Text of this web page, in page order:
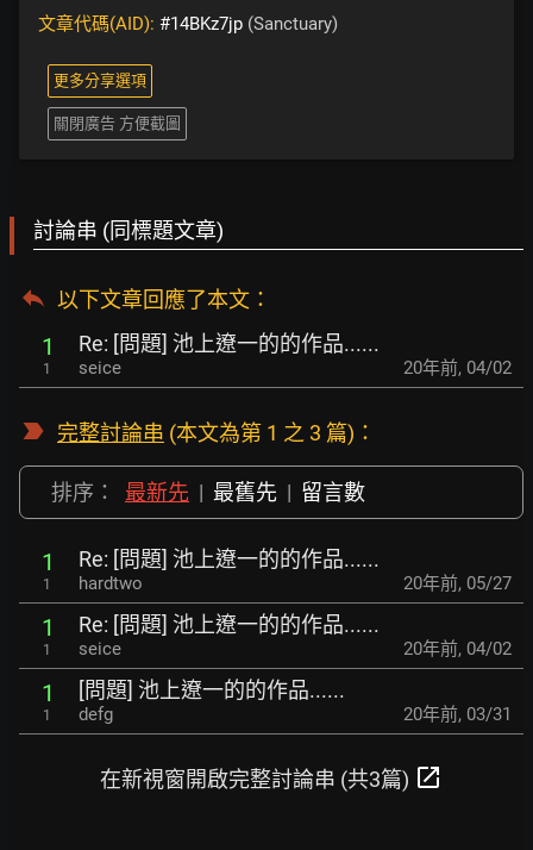
文章代碼(AID): #14BKz7jp (Sanctuary)
更多分享選項
關閉廣告 方便截圖
討論串 (同標題文章)
以下文章回應了本文 ：
1
1
Re: [問題] 池上遼一的的作品......
seice 20年前, 04/02
完整討論串 (本文為第 1 之 3 篇)：
排序： 最新先 | 最舊先 | 留言數
1
1
Re: [問題] 池上遼一的的作品......
hardtwo 20年前, 05/27
1
1
Re: [問題] 池上遼一的的作品......
seice 20年前, 04/02
1
1
[問題] 池上遼一的的作品......
defg 20年前, 03/31
在新視窗開啟完整討論串 (共3篇) open_in_new